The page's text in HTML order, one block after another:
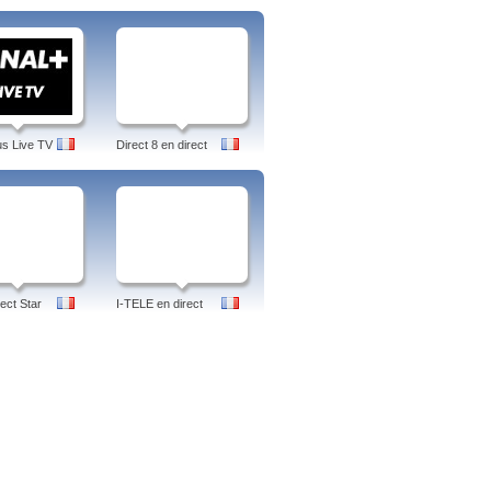
les jeunes. Son producteur (Jean-Luc
des animateurs de télévisions
à la jeunesse dans les
ont évolués les vedettes
à l'espace membres du CLUB
populaires.
Live TV Direct 8 en direct
Star
I-TELE en direct